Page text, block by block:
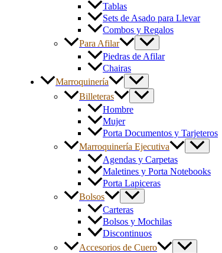
Tablas
Sets de Asado para Llevar
Combos y Regalos
Para Afilar
Piedras de Afilar
Chairas
Marroquinería
Billeteras
Hombre
Mujer
Porta Documentos y Tarjeteros
Marroquinería Ejecutiva
Agendas y Carpetas
Maletines y Porta Notebooks
Porta Lapiceras
Bolsos
Carteras
Bolsos y Mochilas
Discontinuos
Accesorios de Cuero